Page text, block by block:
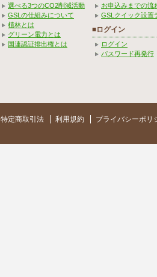
選べる3つのCO2削減活動
GSLの仕組みについて
植林とは
グリーン電力とは
国連認証排出権とは
お申込みまでの流
GSLクイック設置
■ログイン
ログイン
パスワード再発行
特定商取引法 利用規約 プライバシーポリ